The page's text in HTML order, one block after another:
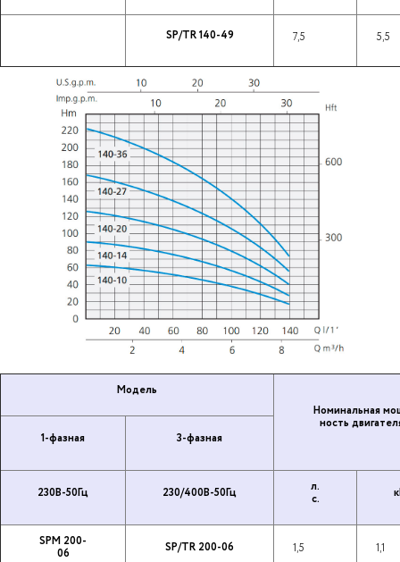
SP/TR 140-49 7,5 5,5
Модель
Но­ми­наль­ная
ность
1-фазная
3-фазная
230В-50Гц 230/400В-50Гц
л.
с.
SPM 200-
06
SP/TR 200-06 1,5 1,1